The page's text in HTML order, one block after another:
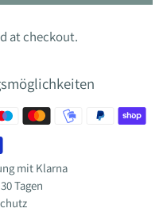
at checkout.
mit Klarna
Tagen